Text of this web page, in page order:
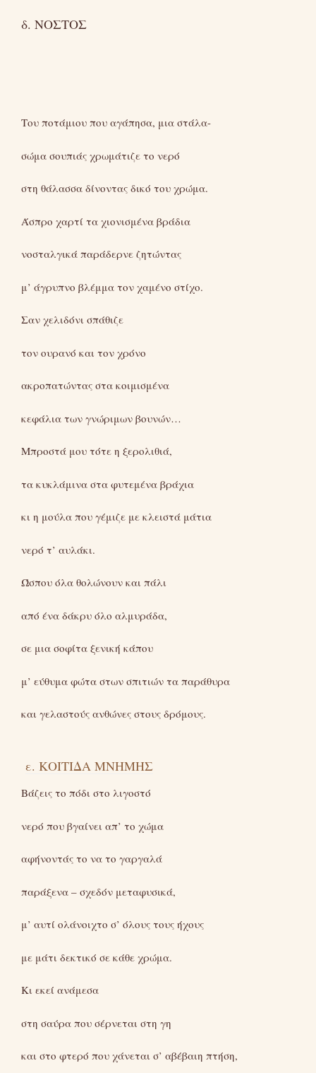
δ. ΝΟΣΤΟΣ
Του ποτάμιου που αγάπησα, μια στάλα-
σώμα σουπιάς χρωμάτιζε το νερό
στη θάλασσα δίνοντας δικό του χρώμα.
Άσπρο χαρτί τα χιονισμένα βράδια
νοσταλγικά παράδερνε ζητώντας
μ’ άγρυπνο βλέμμα τον χαμένο στίχο.
Σαν χελιδόνι σπάθιζε
τον ουρανό και τον χρόνο
ακροπατώντας στα κοιμισμένα
κεφάλια των γνώριμων βουνών…
Μπροστά μου τότε η ξερολιθιά,
τα κυκλάμινα στα φυτεμένα βράχια
κι η μούλα που γέμιζε με κλειστά μάτια
νερό τ’ αυλάκι.
Ώσπου όλα θολώνουν και πάλι
από ένα δάκρυ όλο αλμυράδα,
σε μια σοφίτα ξενική κάπου
μ’ εύθυμα φώτα στων σπιτιών τα παράθυρα
και γελαστούς ανθώνες στους δρόμους.
ε. ΚΟΙΤΙΔΑ ΜΝΗΜΗΣ
Βάζεις το πόδι στο λιγοστό
νερό που βγαίνει απ’ το χώμα
αφήνοντάς το να το γαργαλά
παράξενα – σχεδόν μεταφυσικά,
μ’ αυτί ολάνοιχτο σ’ όλους τους ήχους
με μάτι δεκτικό σε κάθε χρώμα.
Κι εκεί ανάμεσα
στη σαύρα που σέρνεται στη γη
και στο φτερό που χάνεται σ’ αβέβαιη πτήση,